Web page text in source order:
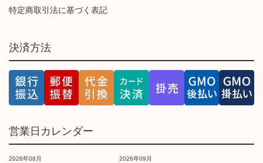
特定商取引法に基づく表記
決済方法
営業日カレンダー
2026年08月 2026年09月